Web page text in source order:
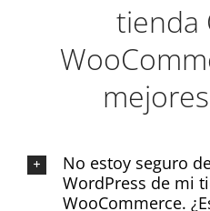
tienda
No estoy seguro
WordPress de mi
WooCommerce.